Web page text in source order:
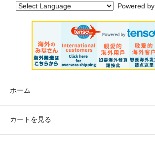
Powered by
ホーム
カートを見る